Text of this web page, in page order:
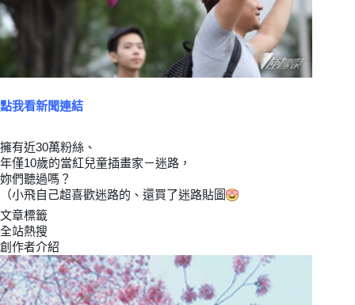
點我看新聞連結
擁有近30萬粉絲、
年僅10歲的當紅兒童插畫家－迷路，
妳們聽過嗎？
（小飛自己超喜歡迷路的、還買了迷路貼圖
文章標籤
全站熱搜
創作者介紹